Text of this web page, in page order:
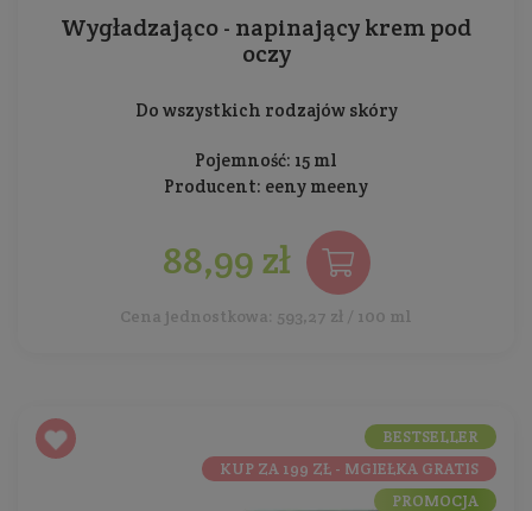
Wygładzająco - napinający krem pod
oczy
Do wszystkich rodzajów skóry
Pojemność: 15 ml
Producent: eeny meeny
88,99 zł
Cena jednostkowa: 593,27 zł / 100 ml
BESTSELLER
KUP ZA 199 ZŁ - MGIEŁKA GRATIS
PROMOCJA